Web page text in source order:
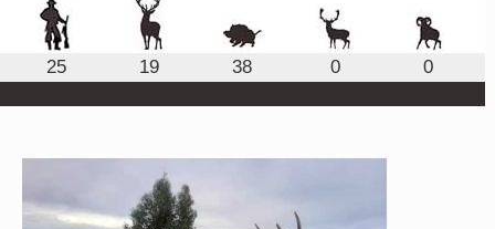
25 19 38 0 0